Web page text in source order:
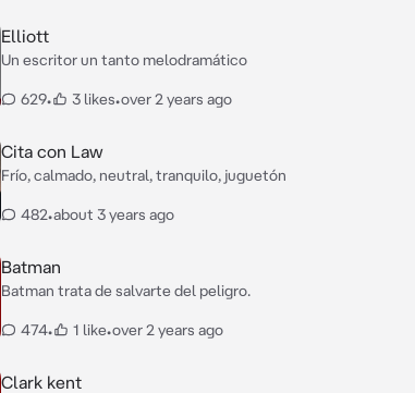
Elliott
Un escritor un tanto melodramático
629• 3 likes•over 2 years ago
Cita con Law
Frío, calmado, neutral, tranquilo, juguetón
482•about 3 years ago
Batman
Batman trata de salvarte del peligro.
474• 1 like•over 2 years ago
Clark kent